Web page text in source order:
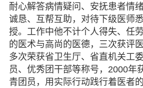
耐心解答病情疑问、安抚患者情
诚恳、互帮互助，对待下级医师
授。工作中他不计个人得失、任
的医术与高尚的医德，三次获评
多次荣获省卫生厅、省直机关工
员、优秀团干部等称号，2000年
青团员，用实际行动践行着医者